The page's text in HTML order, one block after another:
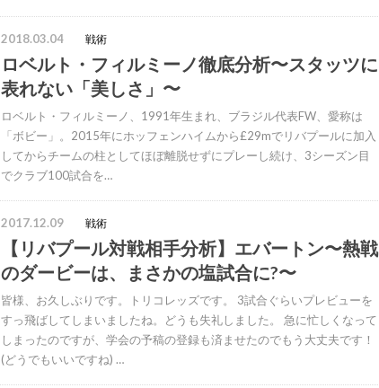
2018.03.04 戦術
ロベルト・フィルミーノ徹底分析〜スタッツに
表れない「美しさ」〜
ロベルト・フィルミーノ、1991年生まれ、ブラジル代表FW、愛称は
「ボビー」。2015年にホッフェンハイムから£29mでリバプールに加入
してからチームの柱としてほぼ離脱せずにプレーし続け、3シーズン目
でクラブ100試合を…
2017.12.09 戦術
【リバプール対戦相手分析】エバートン〜熱戦
のダービーは、まさかの塩試合に?〜
皆様、お久しぶりです。トリコレッズです。 3試合ぐらいプレビューを
すっ飛ばしてしまいましたね。どうも失礼しました。 急に忙しくなって
しまったのですが、学会の予稿の登録も済ませたのでもう大丈夫です！
(どうでもいいですね) …